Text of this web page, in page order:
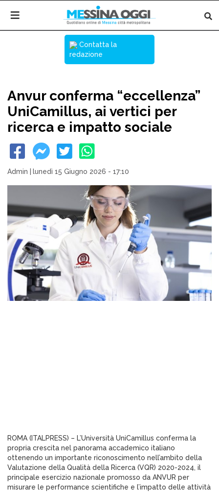
Contatta la
redazione
Anvur conferma “eccellenza”
UniCamillus, ai vertici per
ricerca e impatto sociale
Admin lunedì 15 Giugno 2026 - 17:10
ROMA (ITALPRESS) – L’Università UniCamillus conferma la
propria crescita nel panorama accademico italiano
ottenendo un importante riconoscimento nell’ambito della
Valutazione della Qualità della Ricerca (VQR) 2020-2024, il
principale esercizio nazionale promosso da ANVUR per
misurare le performance scientifiche e l’impatto delle attività